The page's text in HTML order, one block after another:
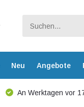
Neu Angebote
An Werktagen vor